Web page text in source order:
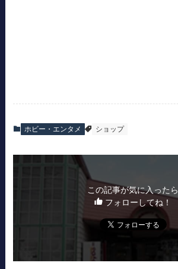
ホビー・エンタメ ショップ
この記事が気に入ったら
フォローしてね！